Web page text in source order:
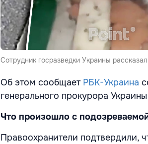
Сотрудник госразведки Украины
Об этом сообщает РБК-Украина
генерального прокурора
Что произошло с
Правоохранители подтвердили,